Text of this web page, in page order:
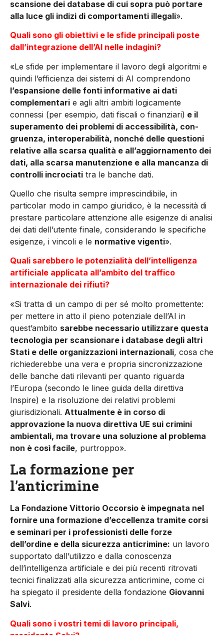
scansione dei database di cui sopra può portare
alla luce gli indizi di comportamenti illegali».
Quali sono gli obiettivi e le sfide principali poste
dall’integrazione dell’AI nelle indagini?
«Le sfide per implementare il lavoro degli algorit­mi e
quindi l’efficienza dei sistemi di AI compren­dono
l’espansione delle fonti informative ai dati
complementari e agli altri ambiti logicamente
connessi (per esempio, dati fiscali o finanziari) e il
superamento dei problemi di accessibilità, con­
gruenza, interoperabilità, nonché delle questioni
relative alla scarsa qualità e all’aggiornamento dei
dati, alla scarsa manutenzione e alla man­canza di
controlli incrociati tra le banche dati.
Quello che risulta sempre imprescindibile, in
particolar modo in campo giuridico, è la ne­cessità di
prestare particolare attenzione alle esigenze di analisi
dei dati dell’utente finale, considerando le specifiche
esigenze, i vincoli e le normative vigenti».
Quali sarebbero le potenzialità dell’intelligenza
artificiale applicata all’ambito del traffico
internazionale dei rifiuti?
«Si tratta di un campo di per sé molto promet­tente:
per mettere in atto il pieno potenzia­le dell’AI in
quest’ambito sarebbe necessario utilizzare questa
tecnologia per scansionare i database degli altri
Stati e delle organizzazio­ni internazionali, cosa che
richiederebbe una vera e propria sincronizzazione
delle banche dati rilevanti per quanto riguarda
l’Europa (se­condo le linee guida della direttiva
Inspire) e la risoluzione dei relativi problemi
giurisdizionali. Attualmente è in corso di
approvazione la nuova direttiva UE sui crimini
ambientali, ma trova­re una soluzione al problema
non è così facile, purtroppo».
La formazione per
l’anticrimine
La Fondazione Vittorio Occorsio è impegnata nel
fornire una formazione d’eccellenza tramite corsi
e seminari per i professionisti delle forze
dell’ordine e della sicurezza anticrimine: un lavoro
supportato dall’utilizzo e dalla conoscenza
dell’intelligenza artificiale e dei più recenti ritrovati
tecnici finalizzati alla sicurezza anticrimine, come ci
ha spiegato il presidente della fondazione Giovanni
Salvi.
Quali sono i vostri temi di lavoro principali,